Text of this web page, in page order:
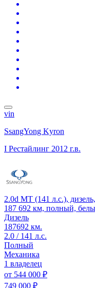
vin
SsangYong Kyron
I Рестайлинг 2012 г.в.
2.0d MT (141 л.с.),
187 692 км, полный,
Дизель
187692 км.
2.0 / 141 л.с.
Полный
Механика
1 владелец
от 544 000 ₽
749 000 ₽